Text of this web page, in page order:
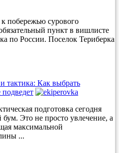
побережью сурового
пункт в вишлисте
по России. Поселок Териберка
тактика: Как выбрать
подведет
подготовка сегодня
Это не просто увлечение, а
максимальной
...